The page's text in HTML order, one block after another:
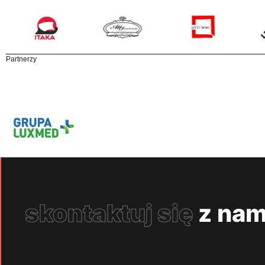
Partnerzy
skontaktuj się z